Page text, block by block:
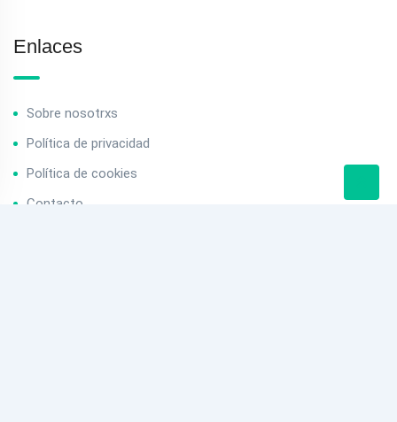
Enlaces
Sobre nosotrxs
Política de privacidad
Política de cookies
Contacto